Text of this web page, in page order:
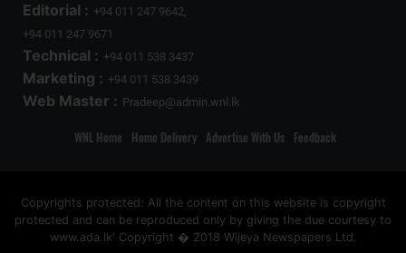
Editorial : +94 011 247 9642,
+94 011 247 9671
Technical : +94 011 538 3437
Marketing : +94 011 538 3439
Web Master : Pradeep@admin.wnl.lk
WNL Home Home Delivery Advertise With Us Feedback
Copyrights protected: All the content on this website is copyright
protected and can be reproduced only by giving the due courtesy to
www.ada.lk' Copyright � 2018 Wijeya Newspapers Ltd.